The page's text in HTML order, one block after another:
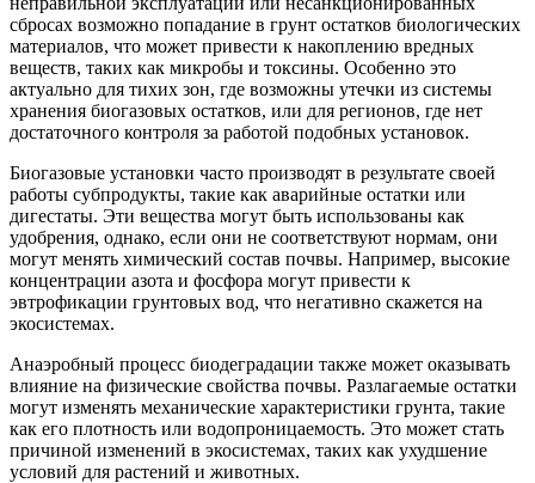
сбросах возможно попадание в грунт остатков биологических
материалов, что может привести к накоплению вредных
веществ, таких как микробы и токсины. Особенно это
актуально для тихих зон, где возможны утечки из системы
хранения биогазовых остатков, или для регионов, где нет
достаточного контроля за работой подобных установок.
Биогазовые установки часто производят в результате своей
работы субпродукты, такие как аварийные остатки или
дигестаты. Эти вещества могут быть использованы как
удобрения, однако, если они не соответствуют нормам, они
могут менять химический состав почвы. Например, высокие
концентрации азота и фосфора могут привести к
эвтрофикации грунтовых вод, что негативно скажется на
экосистемах.
Анаэробный процесс биодеградации также может оказывать
влияние на физические свойства почвы. Разлагаемые остатки
могут изменять механические характеристики грунта, такие
как его плотность или водопроницаемость. Это может стать
причиной изменений в экосистемах, таких как ухудшение
условий для растений и животных.